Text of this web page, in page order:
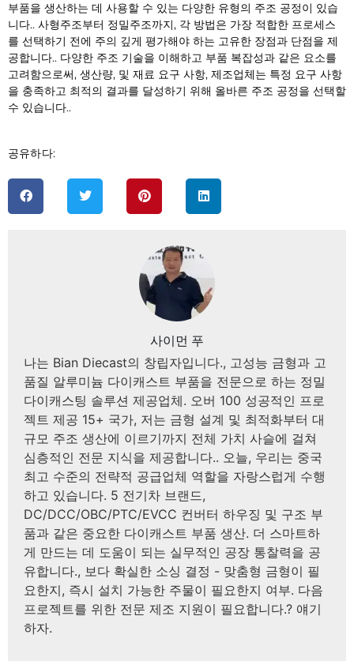
부품을 생산하는 데 사용할 수 있는 다양한 유형의 주조 공정이 있습
니다.. 사형주조부터 정밀주조까지, 각 방법은 가장 적합한 프로세스
를 선택하기 전에 주의 깊게 평가해야 하는 고유한 장점과 단점을 제
공합니다.. 다양한 주조 기술을 이해하고 부품 복잡성과 같은 요소를
고려함으로써, 생산량, 및 재료 요구 사항, 제조업체는 특정 요구 사항
을 충족하고 최적의 결과를 달성하기 위해 올바른 주조 공정을 선택할
수 있습니다..
공유하다:
사이먼 푸
나는 Bian Diecast의 창립자입니다., 고성능 금형과 고
품질 알루미늄 다이캐스트 부품을 전문으로 하는 정밀
다이캐스팅 솔루션 제공업체. 오버 100 성공적인 프로
젝트 제공 15+ 국가, 저는 금형 설계 및 최적화부터 대
규모 주조 생산에 이르기까지 전체 가치 사슬에 걸쳐
심층적인 전문 지식을 제공합니다.. 오늘, 우리는 중국
최고 수준의 전략적 공급업체 역할을 자랑스럽게 수행
하고 있습니다. 5 전기차 브랜드,
DC/DCC/OBC/PTC/EVCC 컨버터 하우징 및 구조 부
품과 같은 중요한 다이캐스트 부품 생산. 더 스마트하
게 만드는 데 도움이 되는 실무적인 공장 통찰력을 공
유합니다., 보다 확실한 소싱 결정 - 맞춤형 금형이 필
요한지, 즉시 설치 가능한 주물이 필요한지 여부. 다음
프로젝트를 위한 전문 제조 지원이 필요합니다.? 얘기
하자.